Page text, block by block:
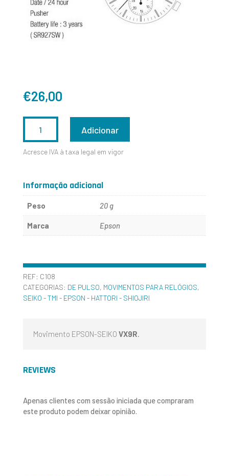
€26,00
DE
SEIKO
Adicionar
Acresce IVA à taxa legal em vigor
Informação adicional
Peso 20 g
Marca Epson
REF: C108
CATEGORIAS: DE PULSO, MOVIMENTOS PARA RELÓGIOS,
SEIKO - TMI - EPSON - HATTORI - SHIOJIRI
Movimento EPSON-SEIKO VX9R.
REVIEWS
Apenas clientes com sessão iniciada que compraram
este produto podem deixar opinião.